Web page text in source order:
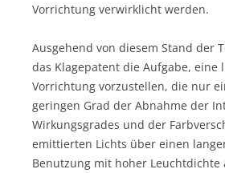
Vorrichtung verwirklicht werden.
Ausgehend von diesem Stand der
das Klagepatent die Aufgabe, eine
Vorrichtung vorzustellen, die nur
geringen Grad der Abnahme der
Wirkungsgrades und der
emittierten Lichts über einen
Benutzung mit hoher Leuchtdichte